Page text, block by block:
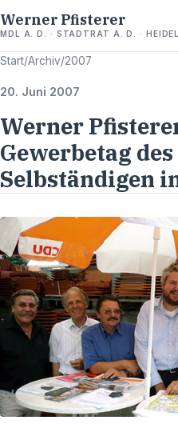
Werner Pfisterer
MDL A. D. · STADTRAT A. D. ·
Start/Archiv/2007
20. Juni 2007
Werner
Gewerbetag
Selbständigen